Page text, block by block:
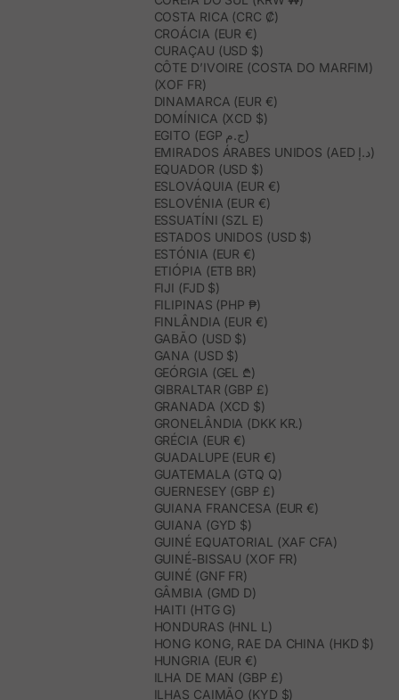
COSTA RICA (CRC ₡)
CROÁCIA (EUR €)
CURAÇAU (USD $)
CÔTE D’IVOIRE (COSTA DO MARFIM)
(XOF FR)
DINAMARCA (EUR €)
DOMÍNICA (XCD $)
EGITO (EGP ج.م)
EMIRADOS ÁRABES UNIDOS (AED د.إ)
EQUADOR (USD $)
ESLOVÁQUIA (EUR €)
ESLOVÉNIA (EUR €)
ESSUATÍNI (SZL E)
ESTADOS UNIDOS (USD $)
ESTÓNIA (EUR €)
ETIÓPIA (ETB BR)
FIJI (FJD $)
FILIPINAS (PHP ₱)
FINLÂNDIA (EUR €)
GABÃO (USD $)
GANA (USD $)
GEÓRGIA (GEL ₾)
GIBRALTAR (GBP £)
GRANADA (XCD $)
GRONELÂNDIA (DKK KR.)
GRÉCIA (EUR €)
GUADALUPE (EUR €)
GUATEMALA (GTQ Q)
GUERNESEY (GBP £)
GUIANA FRANCESA (EUR €)
GUIANA (GYD $)
GUINÉ EQUATORIAL (XAF CFA)
GUINÉ-BISSAU (XOF FR)
GUINÉ (GNF FR)
GÂMBIA (GMD D)
HAITI (HTG G)
HONDURAS (HNL L)
HONG KONG, RAE DA CHINA (HKD $)
HUNGRIA (EUR €)
ILHA DE MAN (GBP £)
ILHAS CAIMÃO (KYD $)